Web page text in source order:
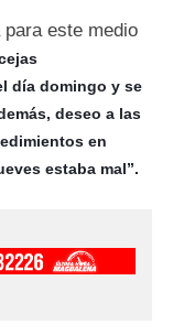
este medio
día domingo y se
deseo a las
en
estaba mal”.